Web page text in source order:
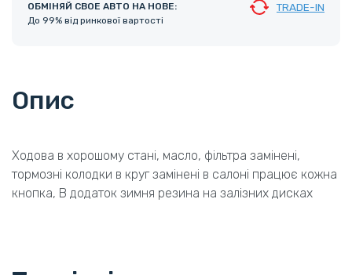
ОБМІНЯЙ СВОЕ АВТО НА НОВЕ:
До 99% від ринкової вартості
TRADE-IN
Опис
Ходова в хорошому стані, масло, фільтра замінені,
тормозні колодки в круг замінені в салоні працює кожна
кнопка, В додаток зимня резина на залізних дисках